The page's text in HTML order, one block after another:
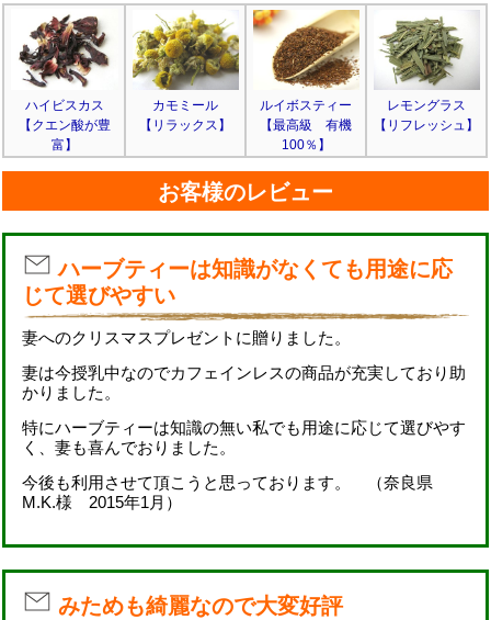
ハイビスカス
【クエン酸が豊
富】
カモミール
【リラックス】
ルイボスティー
【最高級 有機
100％】
レモングラス
【リフレッシュ】
お客様のレビュー
ハーブティーは知識がなくても用途に応
じて選びやすい
妻へのクリスマスプレゼントに贈りました。
妻は今授乳中なのでカフェインレスの商品が充実しており助
かりました。
特にハーブティーは知識の無い私でも用途に応じて選びやす
く、妻も喜んでおりました。
今後も利用させて頂こうと思っております。 （奈良県
M.K.様 2015年1月）
みためも綺麗なので大変好評